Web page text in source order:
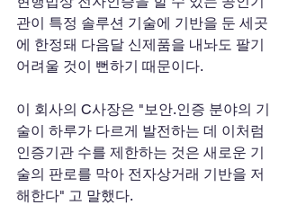
관이 특정 솔루션 기술에 기반을 둔 세곳
에 한정돼 다음달 신제품을 내놔도 팔기
어려울 것이 뻔하기 때문이다.
이 회사의 C사장은 "보안.인증 분야의 기
술이 하루가 다르게 발전하는 데 이처럼
인증기관 수를 제한하는 것은 새로운 기
술의 판로를 막아 전자상거래 기반을 저
해한다" 고 말했다.